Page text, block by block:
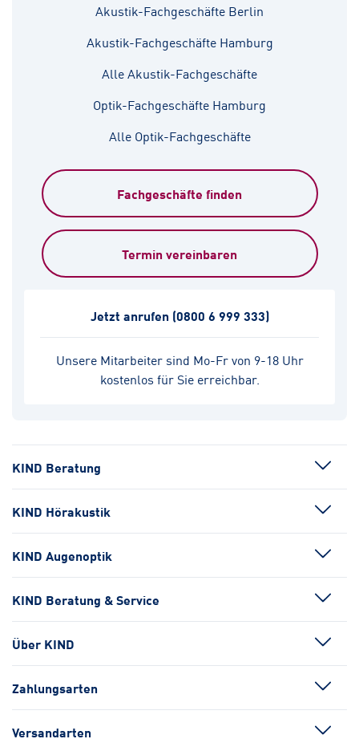
Akustik-Fachgeschäfte Berlin
Akustik-Fachgeschäfte Hamburg
Alle Akustik-Fachgeschäfte
Optik-Fachgeschäfte Hamburg
Alle Optik-Fachgeschäfte
Fachgeschäfte finden
Termin vereinbaren
Unsere Mitarbeiter sind Mo-Fr von 9-18 Uhr
kostenlos für Sie erreichbar.
Jetzt anrufen (0800 6 999 333)
KIND Beratung
KIND Hörakustik
KIND Augenoptik
KIND Beratung & Service
Über KIND
Zahlungsarten
Versandarten